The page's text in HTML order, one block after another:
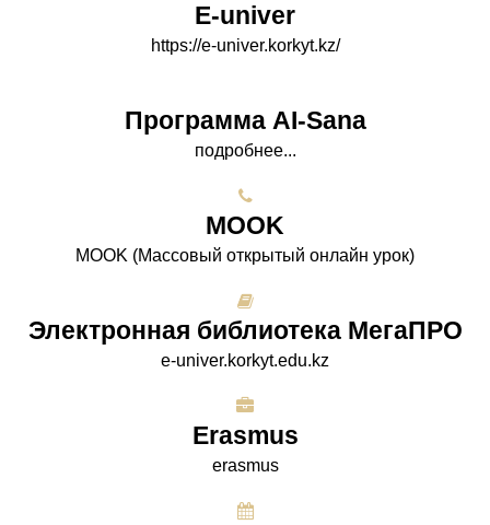
E-univer
https://e-univer.korkyt.kz/
Программа AI-Sana
подробнее...
МООK
МООK (Массовый открытый онлайн урок)
Электронная библиотека МегаПРО
e-univer.korkyt.edu.kz
Erasmus
erasmus